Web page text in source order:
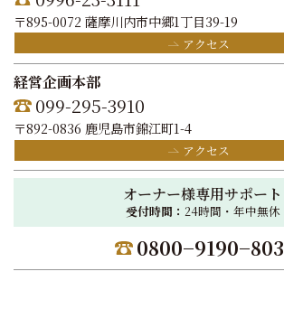
〒895-0072 薩摩川内市中郷1丁目39-19
アクセス
経営企画本部
099-295-3910
〒892-0836 鹿児島市錦江町1-4
アクセス
オーナー様専用サポート
受付時間： 24時間・年中無休
0800−9190−803